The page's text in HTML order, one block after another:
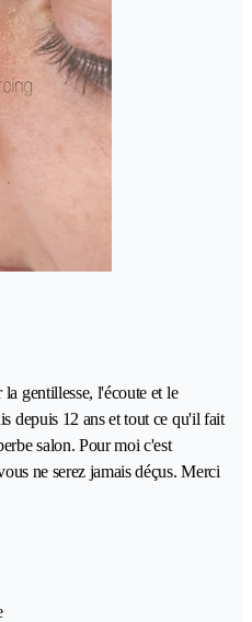
gentillesse, l'écoute et le
depuis 12 ans et tout ce qu'il fait
salon. Pour moi c'est
ne serez jamais déçus. Merci